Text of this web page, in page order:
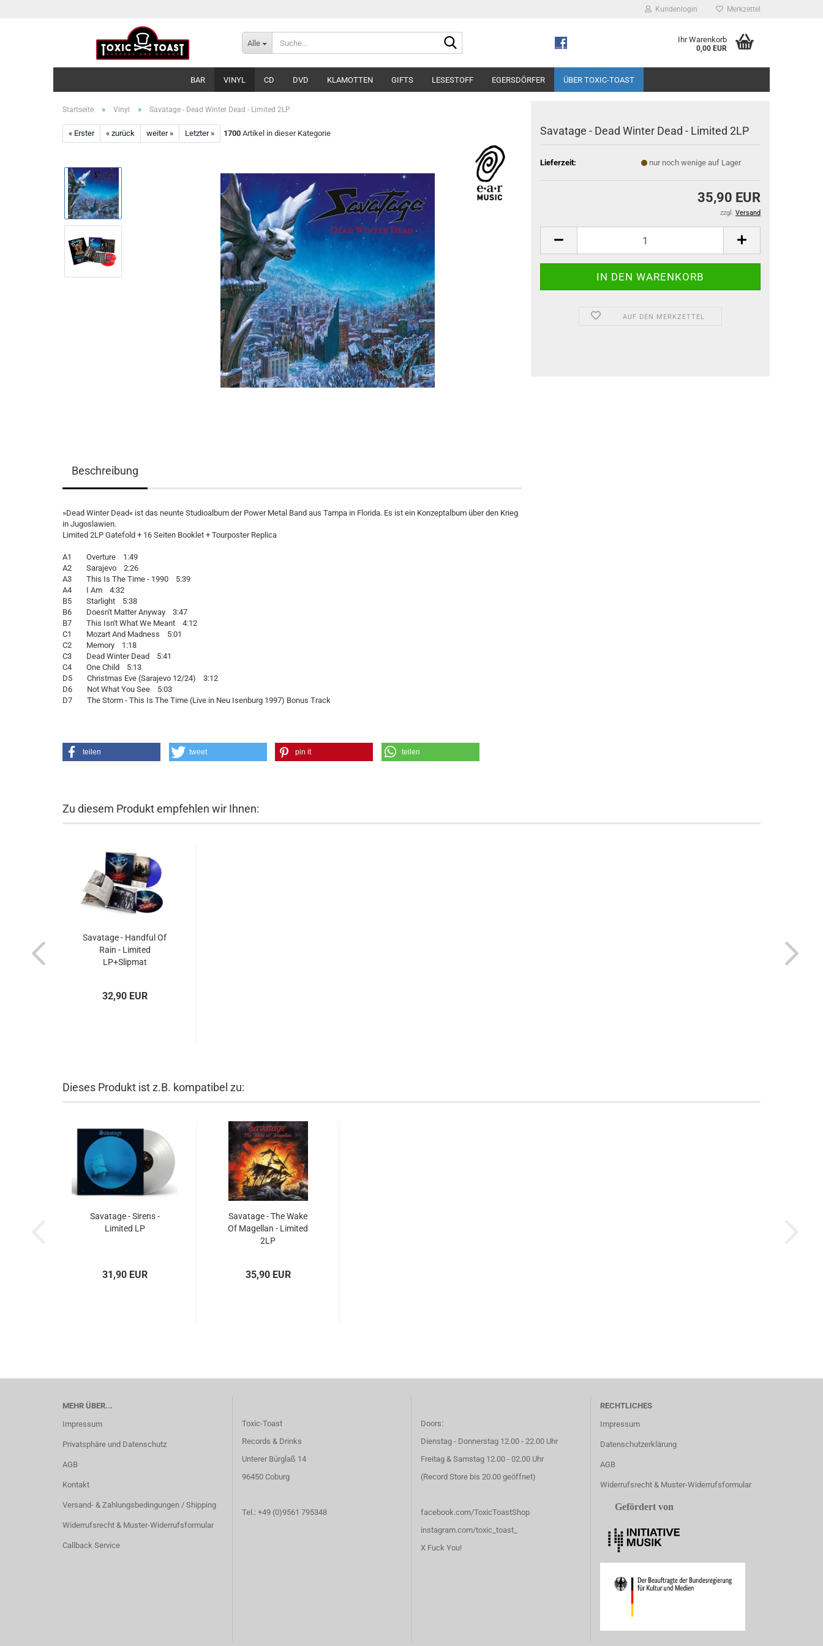
Kundenlogin Merkzettel
Alle Ihr Warenkorb
0,00 EUR
BAR VINYL CD DVD KLAMOTTEN GIFTS LESESTOFF EGERSDÖRFER ÜBER TOXIC-TOAST
Startseite » Vinyl » Savatage - Dead Winter Dead - Limited 2LP
« Erster « zurück weiter » Letzter » 1700 Artikel in dieser Kategorie Savatage - Dead Winter Dead - Limited 2LP
Lieferzeit: nur noch wenige auf Lager
35,90 EUR
zzgl. Versand
AUF DEN MERKZETTEL
Beschreibung
»Dead Winter Dead« ist das neunte Studioalbum der Power Metal Band aus Tampa in Florida. Es ist ein Konzeptalbum über den Krieg
in Jugoslawien.
Limited 2LP Gatefold + 16 Seiten Booklet + Tourposter Replica
A1 Overture 1:49
A2 Sarajevo 2:26
A3 This Is The Time - 1990 5:39
A4 I Am 4:32
B5 Starlight 5:38
B6 Doesn't Matter Anyway 3:47
B7 This Isn't What We Meant 4:12
C1 Mozart And Madness 5:01
C2 Memory 1:18
C3 Dead Winter Dead 5:41
C4 One Child 5:13
D5 Christmas Eve (Sarajevo 12/24) 3:12
D6 Not What You See 5:03
D7 The Storm - This Is The Time (Live in Neu Isenburg 1997) Bonus Track
teilen tweet pin it teilen
Zu diesem Produkt empfehlen wir Ihnen:
Savatage - Handful Of
Rain - Limited
LP+Slipmat
32,90 EUR
Dieses Produkt ist z.B. kompatibel zu:
Savatage - Sirens -
Limited LP
31,90 EUR
Savatage - The Wake
Of Magellan - Limited
2LP
35,90 EUR
MEHR ÜBER...
Impressum
Privatsphäre und Datenschutz
AGB
Kontakt
Versand- & Zahlungsbedingungen / Shipping
Widerrufsrecht & Muster-Widerrufsformular
Callback Service
Toxic-Toast
Records & Drinks
Unterer Bürglaß 14
96450 Coburg
Tel.: +49 (0)9561 795348
Doors:
Dienstag - Donnerstag 12.00 - 22.00 Uhr
Freitag & Samstag 12.00 - 02.00 Uhr
(Record Store bis 20.00 geöffnet)
facebook.com/ToxicToastShop
instagram.com/toxic_toast_
X Fuck You!
RECHTLICHES
Impressum
Datenschutzerklärung
AGB
Widerrufsrecht & Muster-Widerrufsformular
Gefördert von